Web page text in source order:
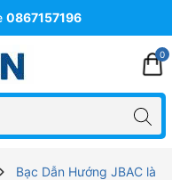
0867157196
0
Bạc Dẫn Hướng JBAC là